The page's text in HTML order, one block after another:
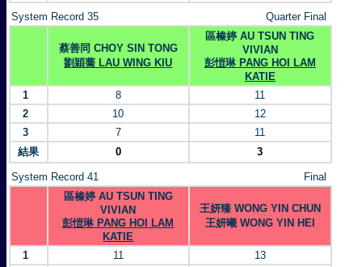
System Record 35 Quarter Final
蔡善同 CHOY SIN TONG
劉穎蕎 LAU WING KIU
區榛婷 AU TSUN TING
VIVIAN
彭愷琳 PANG HOI LAM
KATIE
1
8
11
2
10
12
3
7
11
結果
0 3
System Record 41
Final
區榛婷 AU TSUN TING
VIVIAN
彭愷琳 PANG HOI LAM
KATIE
王妍臻 WONG YIN CHUN
王妍曦 WONG YIN HEI
1 11
13